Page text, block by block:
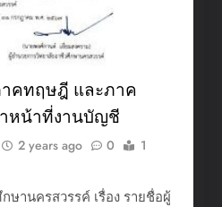
คทฤษฎี และภาค
หน้าที่งานบัญชี
2 years ago 0
1
ษานครสวรรค์ เรื่อง รายชื่อผู้